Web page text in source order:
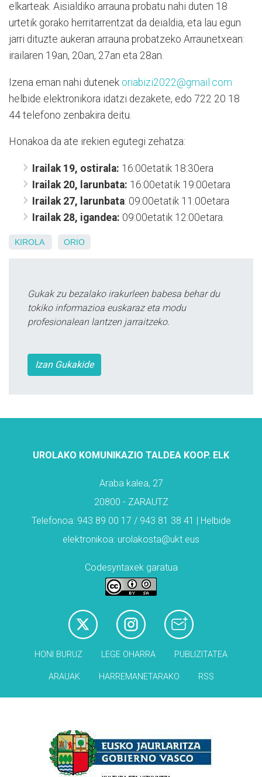
elkarteak. Aisialdiko arrauna probatu nahi duten 18
urtetik gorako herritarrentzat da deialdia, eta lau egun
jarri dituzte aukeran arrauna probatzeko Arraunetxean:
irailaren 19an, 20an, 27an eta 28an.
Izena eman nahi dutenek oriabizi2022@gmail.com
helbide elektronikora idatzi dezakete, edo 722 20 18
44 telefono zenbakira deitu.
Honakoa da ate irekien egutegi zehatza:
Irailak 19, ostirala: 16:00etatik 18:30era
Irailak 20, larunbata: 16:00etatik 19:00etara
Irailak 27, larunbata: 09:00etatik 11:00etara
Irailak 28, igandea: 09:00etatik 12:00etara.
KIROLA ORIO
Gukak zu bezalako irakurleen babesa behar du
tokiko informazioa euskaraz eta modu
profesionalean lantzen jarraitzeko.
Izan Gukakide
UROLAKO KOMUNIKAZIO TALDEA KOOP. ELK
Araba kalea, 27
20800 - ZARAUTZ
Telefonoa: 943 89 00 17 / 943 81 38 41 | Helbide
elektronikoa: urolakosta@ukt.eus
Codesyntaxek garatua
HONI BURUZ LEGE OHARRA PUBLIZITATEA
ARAUAK HARREMANETARAKO RSS